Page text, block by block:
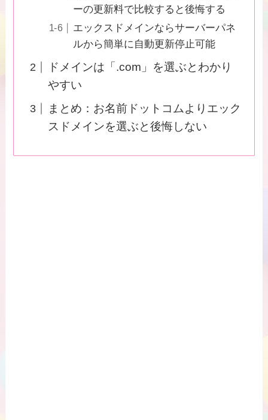
ーの更新料で比較すると後悔する
エックスドメインならサーバーパネ
ルから簡単に自動更新停止可能
ドメインは「.com」を選ぶとわかり
やすい
まとめ：お名前ドットコムよりエック
スドメインを選ぶと後悔しない